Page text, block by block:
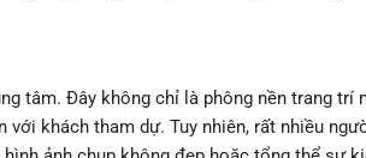
tâm. Đây không chỉ là phông nền trang trí
khách tham dự. Tuy nhiên, rất nhiều